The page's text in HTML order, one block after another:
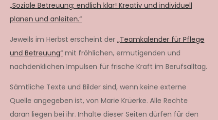
„Soziale Betreuung: endlich klar! Kreativ und individuell
planen und anleiten.“
Jeweils im Herbst erscheint der „Teamkalender für Pflege
und Betreuung“ mit fröhlichen, ermutigenden und
nachdenklichen Impulsen für frische Kraft im Berufsalltag.
Sämtliche Texte und Bilder sind, wenn keine externe
Quelle angegeben ist, von Marie Krüerke. Alle Rechte
daran liegen bei ihr. Inhalte dieser Seiten dürfen für den